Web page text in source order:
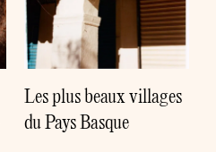
Les plus beaux villages
du Pays Basque